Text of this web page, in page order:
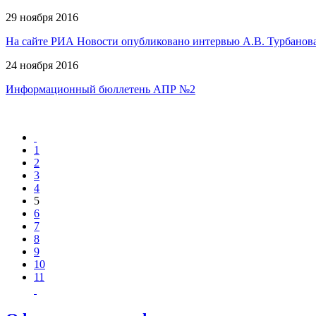
29 ноября 2016
На сайте РИА Новости опубликовано интервью А.В.
24 ноября 2016
Информационный бюллетень АПР №2
1
2
3
4
5
6
7
8
9
10
11